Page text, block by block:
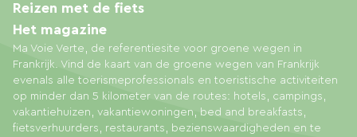
Ma Voie Verte, de referentiesite voor groene wegen in
Frankrijk. Vind de kaart van de groene wegen van Frankrijk
evenals alle toerismeprofessionals en toeristische activiteiten
op minder dan 5 kilometer van de routes: hotels, campings,
vakantiehuizen, vakantiewoningen, bed and breakfasts,
fietsverhuurders, restaurants, bezienswaardigheden en te
Reizen met de fiets
Het magazine